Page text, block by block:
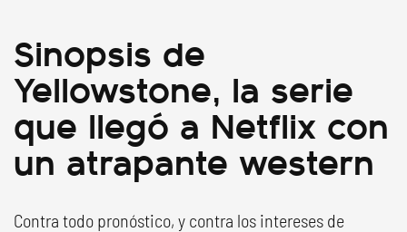
Sinopsis de
Yellowstone, la serie
que llegó a Netflix con
un atrapante western
Contra todo pronóstico, y contra los intereses de